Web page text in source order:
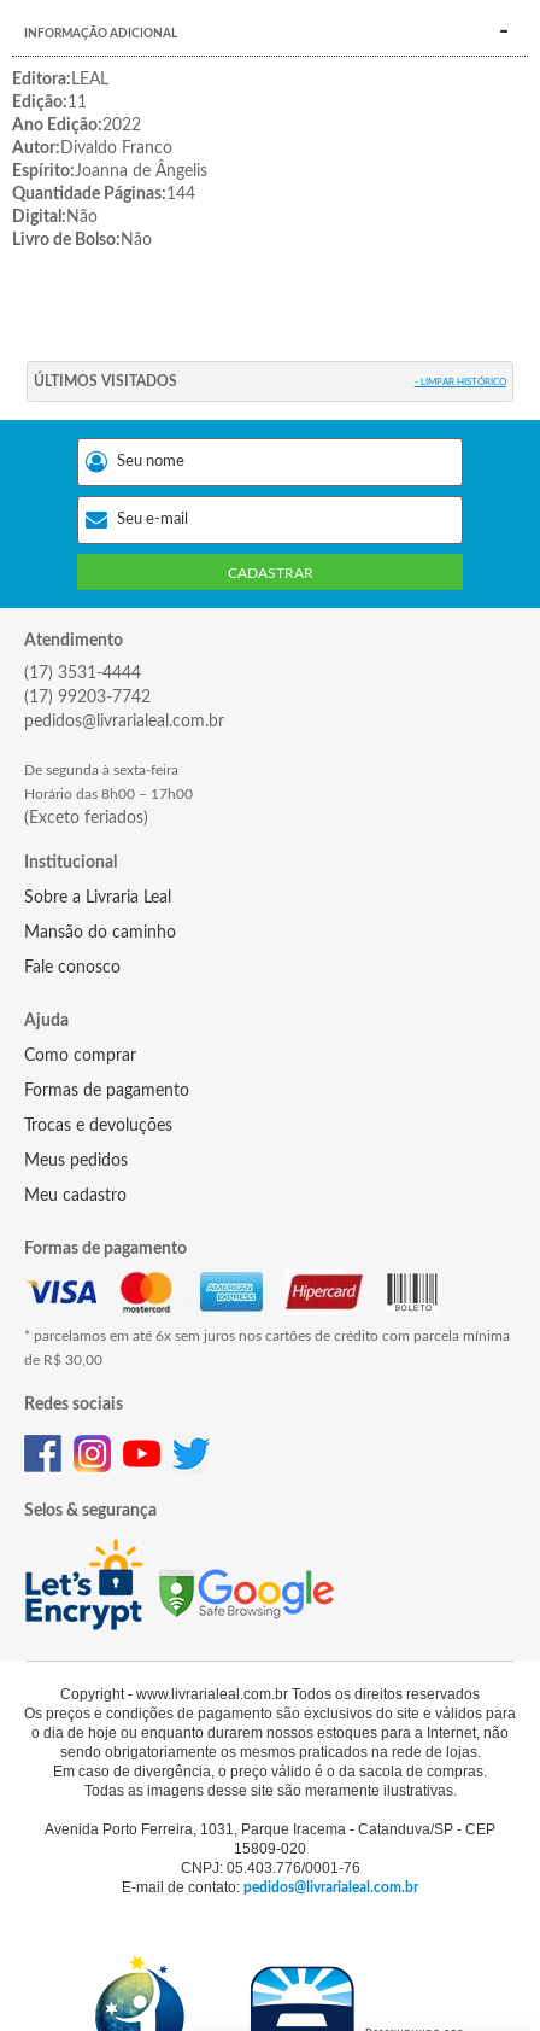
INFORMAÇÃO ADICIONAL
Editora: LEAL
Edição:11
Ano Edição:2022
Autor: Divaldo Franco
Espírito:Joanna de Ângelis
Quantidade Páginas:144
Digital: Não
Livro de Bolso: Não
ÚLTIMOS VISITADOS - LIMPAR HISTÓRICO
CADASTRAR
Atendimento
(17) 3531-4444
(17) 99203-7742
pedidos@livrarialeal.com.br
De segunda à sexta-feira
Horário das 8h00 – 17h00
(Exceto feriados)
Institucional
Sobre a Livraria Leal
Mansão do caminho
Fale conosco
Ajuda
Como comprar
Formas de pagamento
Trocas e devoluções
Meus pedidos
Meu cadastro
Formas de pagamento
* parcelamos em até 6x sem juros nos cartões de crédito com parcela mínima
de R$ 30,00
Redes sociais
Selos & segurança
Copyright - www.livrarialeal.com.br Todos os direitos reservados
Os preços e condições de pagamento são exclusivos do site e válidos para
o dia de hoje ou enquanto durarem nossos estoques para a Internet, não
sendo obrigatoriamente os mesmos praticados na rede de lojas.
Em caso de divergência, o preço válido é o da sacola de compras.
Todas as imagens desse site são meramente ilustrativas.
Avenida Porto Ferreira, 1031, Parque Iracema - Catanduva/SP - CEP
15809-020
CNPJ: 05.403.776/0001-76
E-mail de contato: pedidos@livrarialeal.com.br